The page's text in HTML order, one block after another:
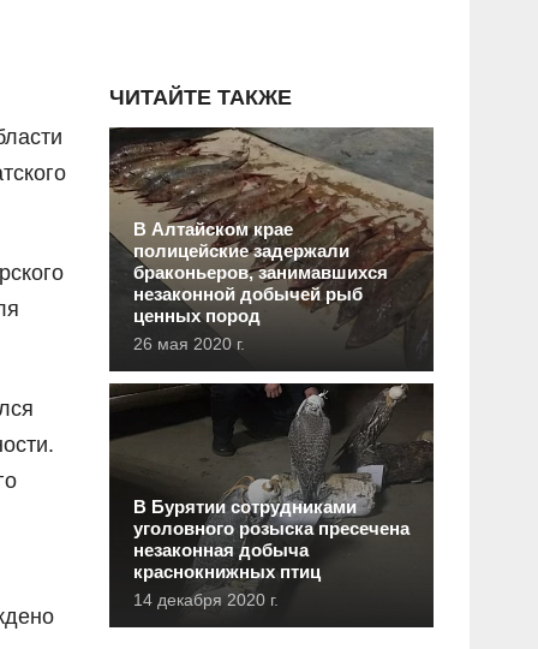
ЧИТАЙТЕ ТАКЖЕ
В Алтайском крае
полицейские задержали
браконьеров, занимавшихся
незаконной добычей рыб
ценных пород
26 мая 2020 г.
В Бурятии сотрудниками
уголовного розыска пресечена
незаконная добыча
краснокнижных птиц
14 декабря 2020 г.